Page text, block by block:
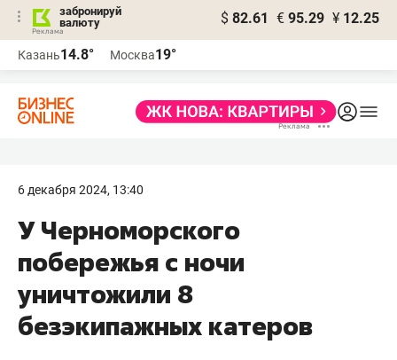
забронируй
валюту
$ 82.61 € 95.29 ¥ 12.25
Казань14.8° Москва19°
6 декабря 2024, 13:40
У Черноморского
побережья с ночи
уничтожили 8
безэкипажных катеров